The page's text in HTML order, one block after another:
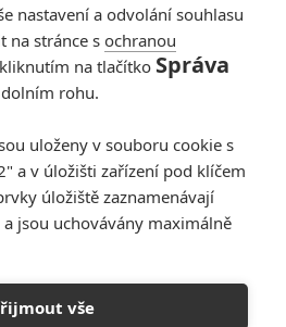
Summit Entertainment
život robotickému dvojníkovi,
se o tom Shaileene
nastavení a odvolání souhlasu
na stránce s ochranou
na tlačítko Správa
rohu.
uloženy v souboru cookie s
a v úložišti zařízení pod klíčem
úložiště zaznamenávají
jsou uchovávány maximálně
vše